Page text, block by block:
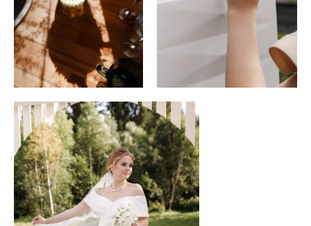
Белоснежная Веранда
Большой панорамный зал
Малый панорамный зал
Старинный особняк
Дом у леса
Дом у реки с бас. и сауной
Дом у реки с баней и Фурако
Ботаника
Усадьба "Шелепаново"
Светлица
Wood House
Green House
Panorama Wedding House
Ryabina House
О НАС
Вопросы и ответы
Контакты
Блог
Отзывы
Юбилей
День рождения
Гендер-пати
Девичник/
Мальчишник
МЕРОПРИЯТИЯ